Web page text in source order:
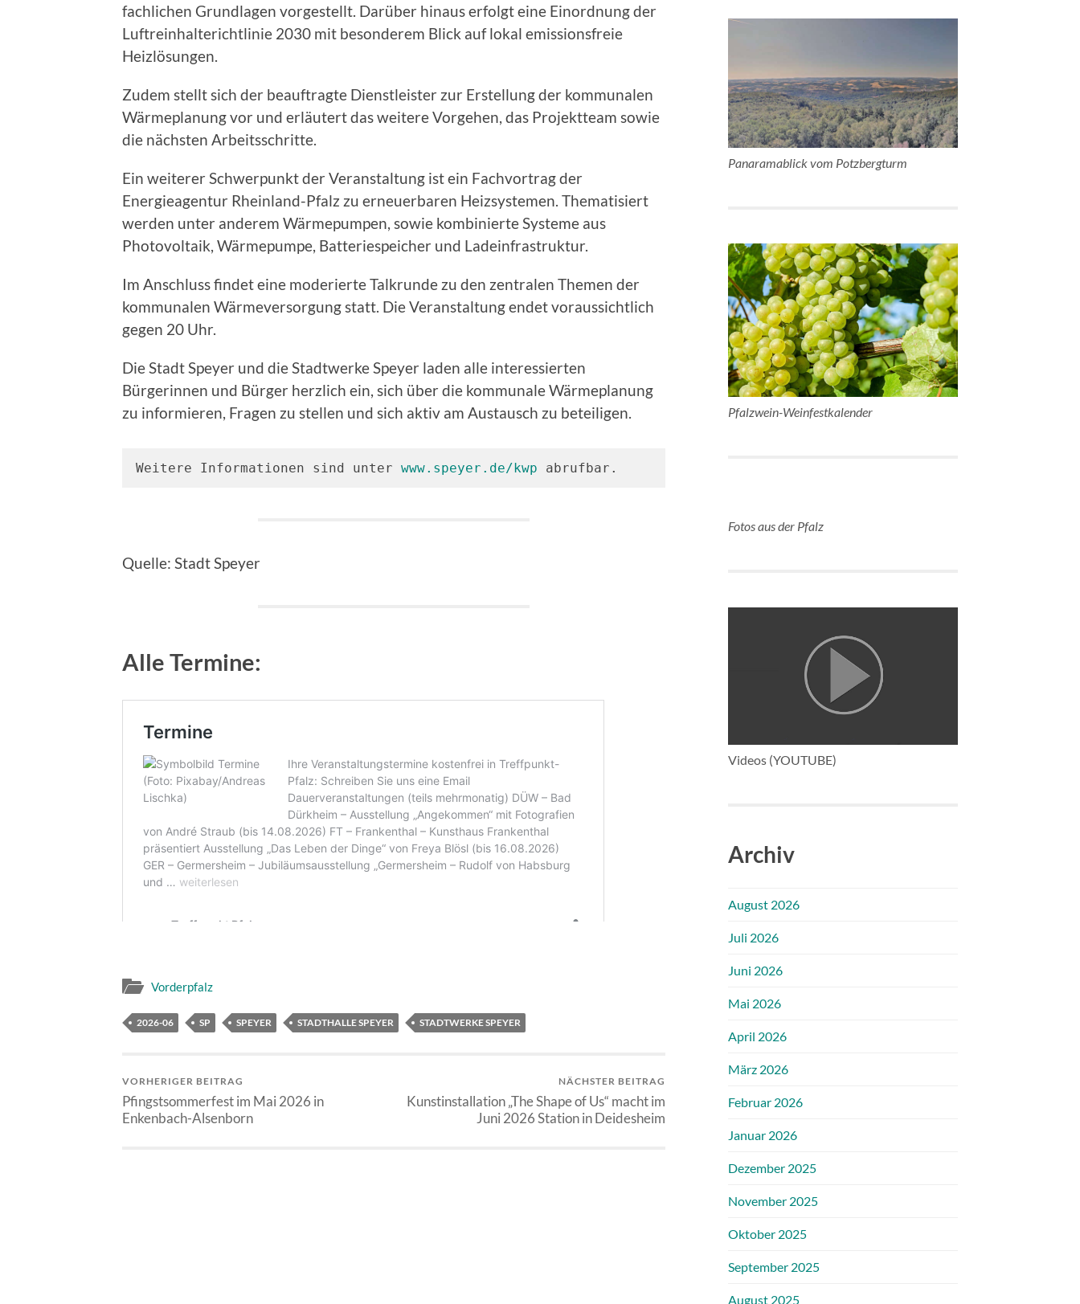
fachlichen Grundlagen vorgestellt. Darüber hinaus erfolgt eine Einordnung der
Luftreinhalterichtlinie 2030 mit besonderem Blick auf lokal emissionsfreie
Heizlösungen.
Zudem stellt sich der beauftragte Dienstleister zur Erstellung der kommunalen
Wärmeplanung vor und erläutert das weitere Vorgehen, das Projektteam sowie
die nächsten Arbeitsschritte.
Ein weiterer Schwerpunkt der Veranstaltung ist ein Fachvortrag der
Energieagentur Rheinland-Pfalz zu erneuerbaren Heizsystemen. Thematisiert
werden unter anderem Wärmepumpen, sowie kombinierte Systeme aus
Photovoltaik, Wärmepumpe, Batteriespeicher und Ladeinfrastruktur.
Im Anschluss findet eine moderierte Talkrunde zu den zentralen Themen der
kommunalen Wärmeversorgung statt. Die Veranstaltung endet voraussichtlich
gegen 20 Uhr.
Die Stadt Speyer und die Stadtwerke Speyer laden alle interessierten
Bürgerinnen und Bürger herzlich ein, sich über die kommunale Wärmeplanung
zu informieren, Fragen zu stellen und sich aktiv am Austausch zu beteiligen.
Weitere Informationen sind unter www.speyer.de/kwp abrufbar.
Quelle: Stadt Speyer
Alle Termine:
Vorderpfalz
2026-06 SP SPEYER STADTHALLE SPEYER STADTWERKE SPEYER
VORHERIGER BEITRAG
Pfingstsommerfest im Mai 2026 in
Enkenbach-Alsenborn
NÄCHSTER BEITRAG
Kunstinstallation „The Shape of Us“ macht im
Juni 2026 Station in Deidesheim
Panaramablick vom Potzbergturm
Pfalzwein-Weinfestkalender
Fotos aus der Pfalz
Videos (YOUTUBE)
Archiv
August 2026
Juli 2026
Juni 2026
Mai 2026
April 2026
März 2026
Februar 2026
Januar 2026
Dezember 2025
November 2025
Oktober 2025
September 2025
August 2025